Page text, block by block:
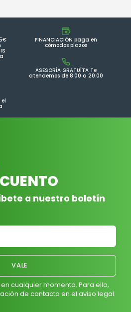
FINANCIACIÓN paga en
cómodos plazos
ASESORÍA GRATUÍTA Te
atendemos de 8.00 a 20.00
el
a nuestro boletín
cualquier momento. Para ello,
de contacto en el aviso legal.